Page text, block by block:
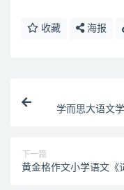
收藏 海报
学而思大语文
下一篇
黄金格作文小学语文《